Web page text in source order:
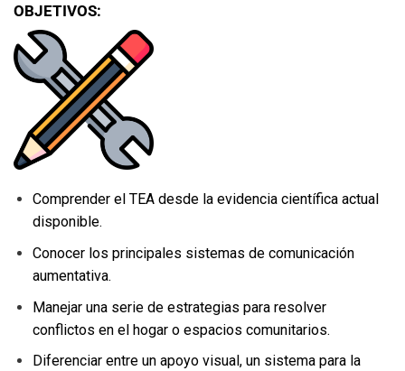
OBJETIVOS:
Comprender el TEA desde la evidencia científica actual
disponible.
Conocer los principales sistemas de comunicación
aumentativa.
Manejar una serie de estrategias para resolver
conflictos en el hogar o espacios comunitarios.
Diferenciar entre un apoyo visual, un sistema para la